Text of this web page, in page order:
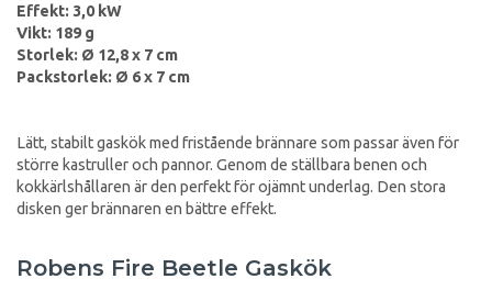
Effekt: 3,0 kW
Vikt: 189 g
Storlek: Ø 12,8 x 7 cm
Packstorlek: Ø 6 x 7 cm
Lätt, stabilt gaskök med fristående brännare som passar även för
större kastruller och pannor. Genom de ställbara benen och
kokkärlshållaren är den perfekt för ojämnt underlag. Den stora
disken ger brännaren en bättre effekt.
Robens Fire Beetle Gaskök